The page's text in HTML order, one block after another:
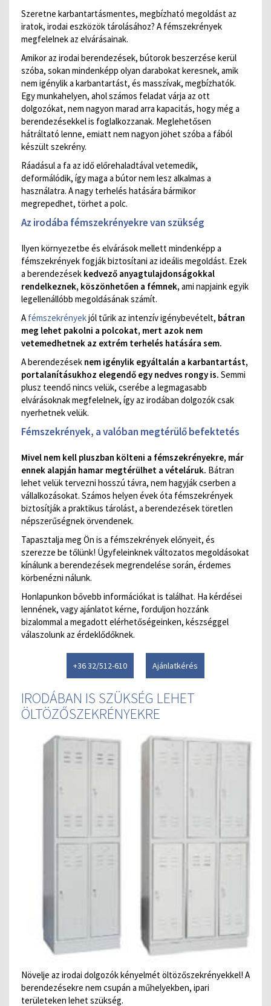
Szeretne karbantartásmentes, megbízható megoldást az
iratok, irodai eszközök tárolásához? A fémszekrények
megfelelnek az elvárásainak.
Amikor az irodai berendezések, bútorok beszerzése kerül
szóba, sokan mindenképp olyan darabokat keresnek, amik
nem igénylik a karbantartást, és masszívak, megbízhatók.
Egy munkahelyen, ahol számos feladat várja az ott
dolgozókat, nem nagyon marad arra kapacitás, hogy még a
berendezésekkel is foglalkozzanak. Meglehetősen
hátráltató lenne, emiatt nem nagyon jöhet szóba a fából
készült szekrény.
Ráadásul a fa az idő előrehaladtával vetemedik,
deformálódik, így maga a bútor nem lesz alkalmas a
használatra. A nagy terhelés hatására bármikor
megrepedhet, törhet a polc.
Az irodába fémszekrényekre van szükség
Ilyen környezetbe és elvárások mellett mindenképp a
fémszekrények fogják biztosítani az ideális megoldást. Ezek
a berendezések kedvező anyagtulajdonságokkal
rendelkeznek, köszönhetően a fémnek, ami napjaink egyik
legellenállóbb megoldásának számít.
A fémszekrényekjól tűrik az intenzív igénybevételt, bátran
meg lehet pakolni a polcokat, mert azok nem
vetemedhetnek az extrém terhelés hatására sem.
A berendezések nem igénylik egyáltalán a karbantartást,
portalanításukhoz elegendő egy nedves rongy is. Semmi
plusz teendő nincs velük, cserébe a legmagasabb
elvárásoknak megfelelnek, így az irodában dolgozók csak
nyerhetnek velük.
Fémszekrények, a valóban megtérülő befektetés
Mivel nem kell pluszban költeni a fémszekrényekre, már
ennek alapján hamar megtérülhet a vételáruk. Bátran
lehet velük tervezni hosszú távra, nem hagyják cserben a
vállalkozásokat. Számos helyen évek óta fémszekrények
biztosítják a praktikus tárolást, a berendezések töretlen
népszerűségnek örvendenek.
Tapasztalja meg Ön is a fémszekrények előnyeit, és
szerezze be tőlünk! Ügyfeleinknek változatos megoldásokat
kínálunk a berendezések megrendelése során, érdemes
körbenézni nálunk.
Honlapunkon bővebb információkat is találhat. Ha kérdései
lennének, vagy ajánlatot kérne, forduljon hozzánk
bizalommal a megadott elérhetőségeinken, készséggel
válaszolunk az érdeklődőknek.
+36 32/512-610 Ajánlatkérés
IRODÁBAN IS SZÜKSÉG LEHET
ÖLTÖZŐSZEKRÉNYEKRE
Növelje az irodai dolgozók kényelmét öltözőszekrényekkel! A
berendezésekre nem csupán a műhelyekben, ipari
területeken lehet szükség.